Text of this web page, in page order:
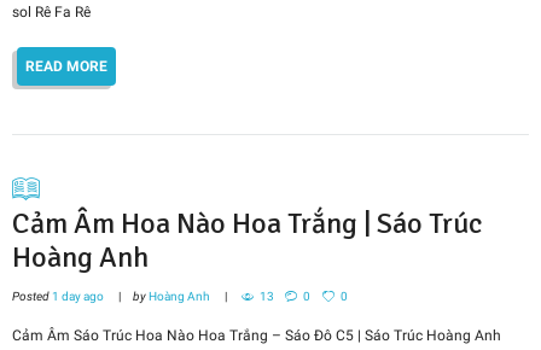
sol Rê Fa Rê
READ MORE
Cảm Âm Hoa Nào Hoa Trắng | Sáo Trúc
Hoàng Anh
Posted 1 day ago byHoàng Anh 13 0 0
Cảm Âm Sáo Trúc Hoa Nào Hoa Trắng – Sáo Đô C5 | Sáo Trúc Hoàng Anh